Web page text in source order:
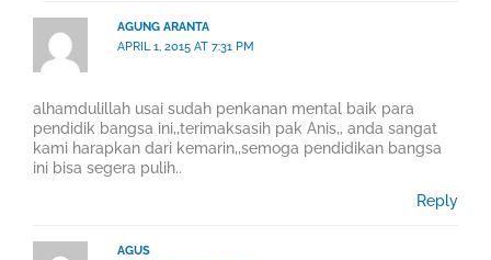
AGUNG ARANTA
APRIL 1, 2015 AT 7:31 PM
alhamdulillah usai sudah penkanan mental baik para
pendidik bangsa ini,,terimaksasih pak Anis,, anda sangat
kami harapkan dari kemarin,,semoga pendidikan bangsa
ini bisa segera pulih..
Reply
AGUS